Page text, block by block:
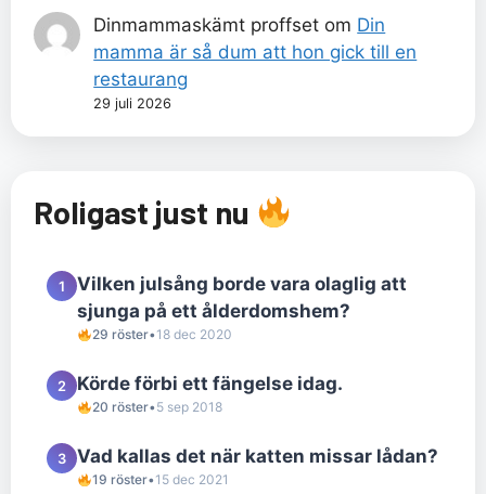
Dinmammaskämt proffset om Din
mamma är så dum att hon gick till en
restaurang
29 juli 2026
Roligast just nu
1
Vilken julsång borde vara olaglig att
sjunga på ett ålderdomshem?
29 röster•18 dec 2020
2 Körde förbi ett fängelse idag.
20 röster•5 sep 2018
3 Vad kallas det när katten missar lådan?
19 röster•15 dec 2021